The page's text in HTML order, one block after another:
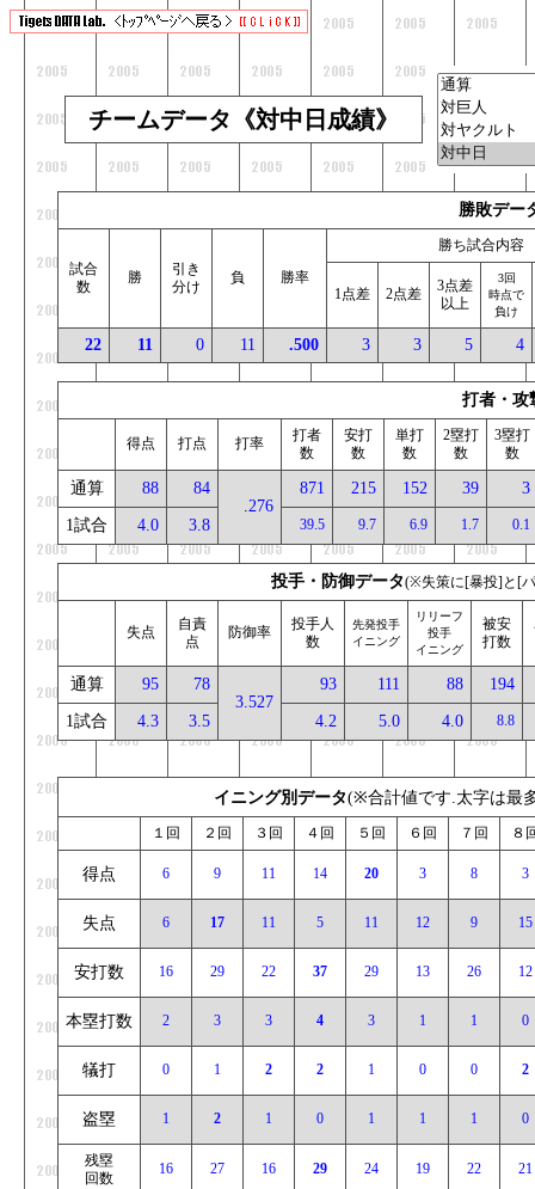
チームデータ《対中日成績》
勝敗デー
試合
数
勝
引き
分け
負 勝率
勝ち試合内容
1点差 2点差
3点差
以上
3回
時点で
負け
22 11 0 11 .500 3 3 5 4
打者・攻
得点 打点 打率
打者
数
安打
数
単打
数
2塁打
数
3塁打
数
通算 88
84
.276
871 215 152 39 3
1試合 4.0 3.8 39.5 9.7 6.9 1.7 0.1
投手・防御データ(※失策に[暴投]と[
失点
自責
点
防御率
投手人
数
先発投手
イニング
リリーフ
投手
イニング
被安
打数
通算 95
78
3.527
93 111 88 194
1試合 4.3 3.5 4.2 5.0 4.0 8.8
イニング別データ(※合計値です.太字は最
１回 ２回 ３回 ４回 ５回 ６回 ７回 ８
得点 6 9 11 14 20 3 8 3
失点 6 17 11 5 11 12 9 15
安打数 16 29 22 37 29 13 26 12
本塁打数 2 3 3 4 3 1 1 0
犠打 0 1 2 2 1 0 0 2
盗塁 1 2 1 0 1 1 1 0
残塁
回数
16 27 16 29 24 19 22 21